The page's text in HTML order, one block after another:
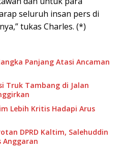
seluruh insan pers di
tukas Charles. (*)
Panjang Atasi Ancaman
Truk Tambang di Jalan
Lebih Kritis Hadapi Arus
DPRD Kaltim, Salehuddin
Anggaran